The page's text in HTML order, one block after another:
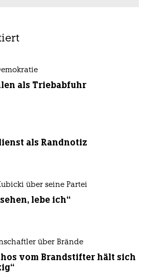
als Triebabfuhr
als Randnotiz
über seine Partei
lebe ich“
über Brände
vom Brandstifter hält sich